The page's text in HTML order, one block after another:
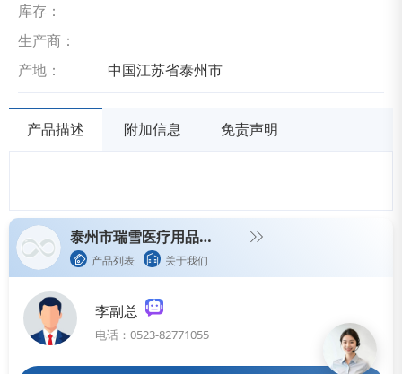
库存：
生产商：
产地：
中国江苏省泰州市
产品描述 附加信息 免责声明
泰州市瑞雪医疗用品有限公司
产品列表 关于我们
李副总
电话：0523-82771055